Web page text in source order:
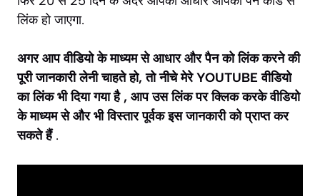
लिंक हो जाएगा.
अगर आप वीडियो के माध्यम से आधार और पैन को लिंक करने की
पूरी जानकारी लेनी चाहते हो, तो नीचे मेरे YOUTUBE वीडियो
का लिंक भी दिया गया है , आप उस लिंक पर क्लिक करके वीडियो
के माध्यम से और भी विस्तार पूर्वक इस जानकारी को प्राप्त कर
सकते हैं.